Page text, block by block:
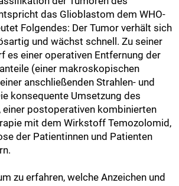
das Glioblastom dem WHO-
Folgendes: Der Tumor verhält sich
und wächst schnell. Zu seiner
es einer operativen Entfernung der
(einer makroskopischen
anschließenden Strahlen- und
konsequente Umsetzung des
einer postoperativen kombinierten
mit dem Wirkstoff Temozolomid,
der Patientinnen und Patienten
zu erfahren, welche Anzeichen und